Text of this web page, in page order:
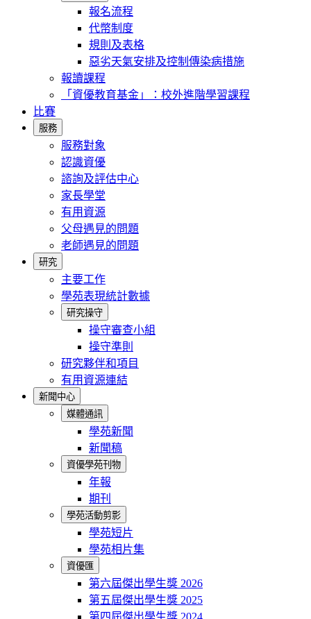
報名流程
代幣制度
規則及表格
惡劣天氣安排及控制傳染病措施
報讀課程
「資優教育基金」：校外進階學習課程
比賽
服務
服務對象
認識資優
諮詢及評估中心
家長學堂
有用資源
父母遇見的問題
老師遇見的問題
研究
主要工作
學苑表現統計數據
研究操守
操守審查小組
操守準則
研究夥伴和項目
有用資源連結
新聞中心
媒體通訊
學苑新聞
新聞稿
資優學苑刊物
年報
期刊
學苑活動剪影
學苑短片
學苑相片集
資優匯
第六屆傑出學生獎 2026
第五屆傑出學生獎 2025
第四屆傑出學生獎 2024